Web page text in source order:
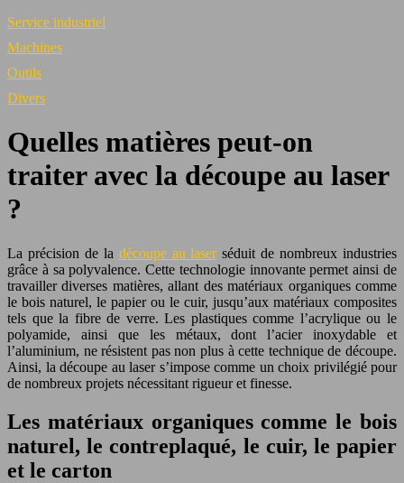
Service industriel
Machines
Outils
Divers
Quelles matières peut-on
traiter avec la découpe au laser
?
La précision de la découpe au laserséduit de nombreux industries
grâce à sa polyvalence. Cette technologie innovante permet ainsi de
travailler diverses matières, allant des matériaux organiques comme
le bois naturel, le papier ou le cuir, jusqu’aux matériaux composites
tels que la fibre de verre. Les plastiques comme l’acrylique ou le
polyamide, ainsi que les métaux, dont l’acier inoxydable et
l’aluminium, ne résistent pas non plus à cette technique de découpe.
Ainsi, la découpe au laser s’impose comme un choix privilégié pour
de nombreux projets nécessitant rigueur et finesse.
Les matériaux organiques comme le bois
naturel, le contreplaqué, le cuir, le papier
et le carton